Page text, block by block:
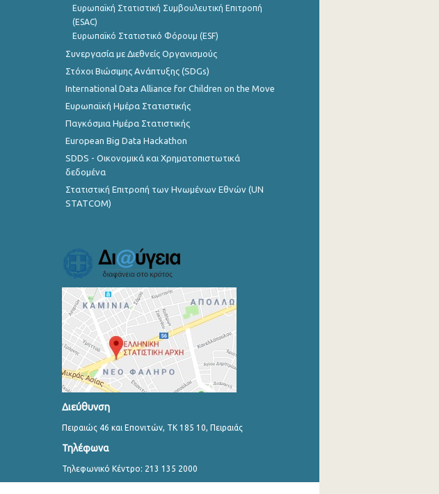
Ευρωπαϊκή Στατιστική Συμβουλευτική Επιτροπή
(ESAC)
Ευρωπαϊκό Στατιστικό Φόρουμ (ESF)
Συνεργασία με Διεθνείς Οργανισμούς
Στόχοι Βιώσιμης Ανάπτυξης (SDGs)
International Data Alliance for Children on the Move
Ευρωπαϊκή Ημέρα Στατιστικής
Παγκόσμια Ημέρα Στατιστικής
European Big Data Hackathon
SDDS - Οικονομικά και Χρηματοπιστωτικά
δεδομένα
Στατιστική Επιτροπή των Ηνωμένων Εθνών (UN
STATCOM)
Διεύθυνση
Πειραιώς 46 και Επονιτών, ΤΚ 185 10, Πειραιάς
Τηλέφωνα
Τηλεφωνικό Κέντρο: 213 135 2000